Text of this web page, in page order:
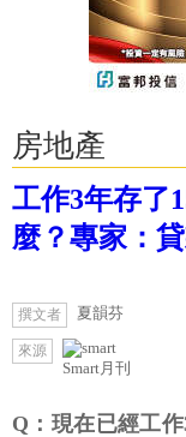
房地產
工作3年存了
麼？專家：
撰文者 夏韻芬
來源
Smart月刊
Q：現在已經工